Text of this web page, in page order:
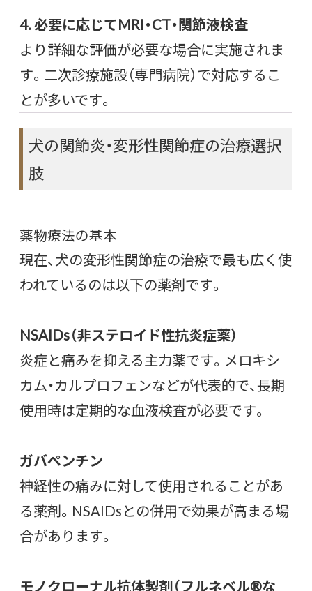
4. 必要に応じてMRI・CT・関節液検査
より詳細な評価が必要な場合に実施されま
す。二次診療施設（専門病院）で対応するこ
とが多いです。
犬の関節炎・変形性関節症の治療選択
肢
薬物療法の基本
現在、犬の変形性関節症の治療で最も広く使
われているのは以下の薬剤です。
NSAIDs（非ステロイド性抗炎症薬）
炎症と痛みを抑える主力薬です。メロキシ
カム・カルプロフェンなどが代表的で、長期
使用時は定期的な血液検査が必要です。
ガバペンチン
神経性の痛みに対して使用されることがあ
る薬剤。NSAIDsとの併用で効果が高まる場
合があります。
モノクローナル抗体製剤（フルネベル®な